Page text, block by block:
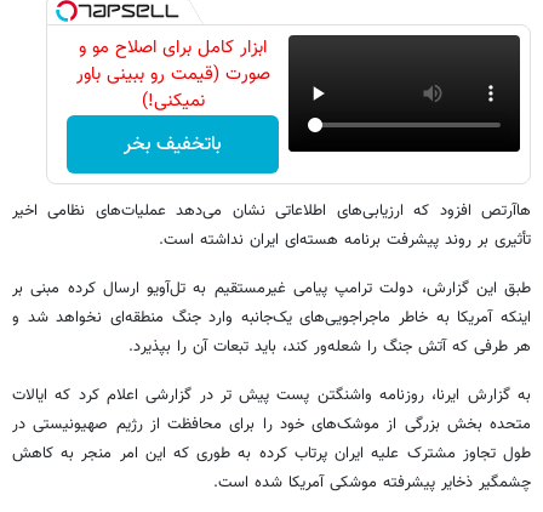
ابزار کامل برای اصلاح مو و
صورت (قیمت رو ببینی باور
نمیکنی!)
باتخفیف بخر
هاآرتص افزود که ارزیابی‌های اطلاعاتی نشان می‌دهد عملیات‌های نظامی اخیر
تأثیری بر روند پیشرفت برنامه هسته‌ای ایران نداشته است.
طبق این گزارش، دولت ترامپ پیامی غیرمستقیم به تل‌آویو ارسال کرده مبنی بر
اینکه آمریکا به‌ خاطر ماجراجویی‌های یک‌جانبه وارد جنگ منطقه‌ای نخواهد شد و
هر طرفی که آتش جنگ را شعله‌ور کند، باید تبعات آن را بپذیرد.
به گزارش ایرنا، روزنامه واشنگتن پست پیش تر در گزارشی اعلام کرد که ایالات
متحده بخش بزرگی از موشک‌های خود را برای محافظت از رژیم صهیونیستی در
طول تجاوز مشترک علیه ایران پرتاب کرده به طوری که این امر منجر به کاهش
چشمگیر ذخایر پیشرفته موشکی آمریکا شده است.